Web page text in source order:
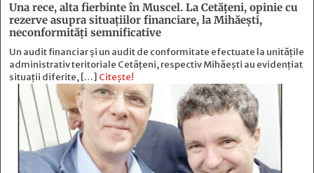
Una rece, alta fierbinte în Muscel. La Cetăţeni, opinie cu
rezerve asupra situaţiilor financiare, la Mihăeşti,
neconformităţi semnificative
Un audit financiar și un audit de conformitate efectuate la unitățile
administrativ teritoriale Cetățeni, respectiv Mihăești au evidențiat
situații diferite, […] Citește!